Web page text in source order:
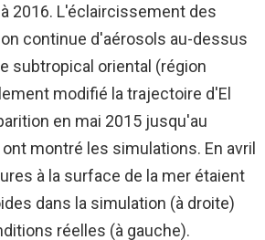
2016. L'éclaircissement des
continue d'aérosols au-dessus
subtropical oriental (région
modifié la trajectoire d'El
en mai 2015 jusqu'au
montré les simulations. En avril
à la surface de la mer étaient
dans la simulation (à droite)
réelles (à gauche).